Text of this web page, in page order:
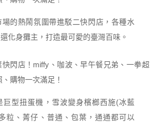
場的熱鬧氛圍帶進駁二快閃店，各種水
化身攤主，打造最可愛的臺灣百味。
巨型扭蛋機，雪波變身檳榔西施(冰藍
粒、菁仔、普通、包葉，通通都可以